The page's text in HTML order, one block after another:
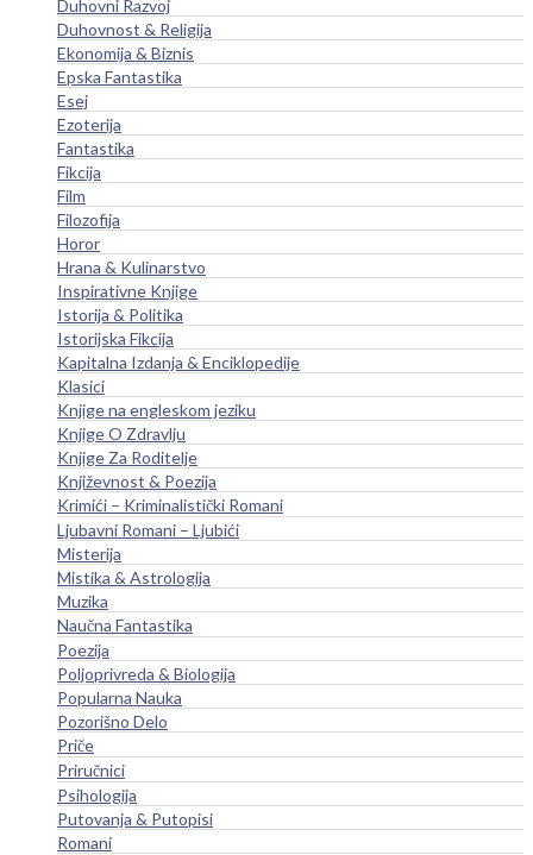
Duhovni Razvoj
Duhovnost & Religija
Ekonomija & Biznis
Epska Fantastika
Esej
Ezoterija
Fantastika
Fikcija
Film
Filozofija
Horor
Hrana & Kulinarstvo
Inspirativne Knjige
Istorija & Politika
Istorijska Fikcija
Kapitalna Izdanja & Enciklopedije
Klasici
Knjige na engleskom jeziku
Knjige O Zdravlju
Knjige Za Roditelje
Književnost & Poezija
Krimići – Kriminalistički Romani
Ljubavni Romani – Ljubići
Misterija
Mistika & Astrologija
Muzika
Naučna Fantastika
Poezija
Poljoprivreda & Biologija
Popularna Nauka
Pozorišno Delo
Priče
Priručnici
Psihologija
Putovanja & Putopisi
Romani